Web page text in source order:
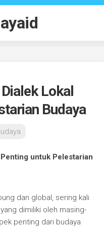
Lokal
Budaya
untuk Pelestarian
dan global, sering kali
dimiliki oleh masing-
penting dari budaya